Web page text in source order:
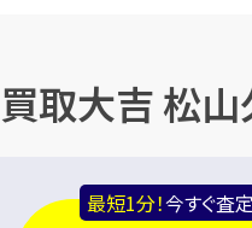
買取大吉 松山
最短1分！今すぐ査